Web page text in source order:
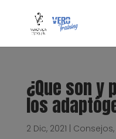
¿Que son y
los
2 Dic, 2021 Consejos,